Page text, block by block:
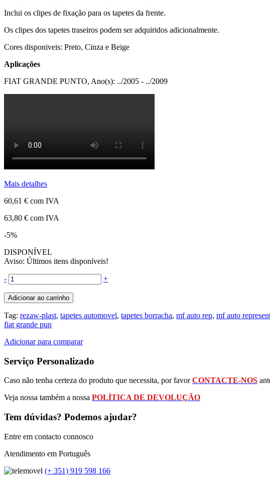
Inclui os clipes de fixação para os tapetes da frente.
Os clipes dos tapetes traseiros podem ser adquiridos adicionalmente.
Cores disponiveis: Preto, Cinza e Beige
Aplicações
FIAT GRANDE PUNTO, Ano(s): ../2005 - ../2009
Mais detalhes
60,61 € com IVA
63,80 € com IVA
-5%
DISPONÍVEL
Aviso: Últimos itens disponíveis!
- +
Adicionar ao carrinho
Tag: rezaw-plast, tapetes automovel, tapetes borracha, mf auto rep, mf auto
fiat grande pun
Adicionar para comparar
Serviço Personalizado
Caso não tenha certeza do produto que necessita, por favorCONTACTE-NOS
Veja nossa também a nossa POLÍTICA DE DEVOLUÇÃO
Tem dúvidas? Podemos ajudar?
Entre em contacto connosco
Atendimento em Português
(+ 351) 919 598 166